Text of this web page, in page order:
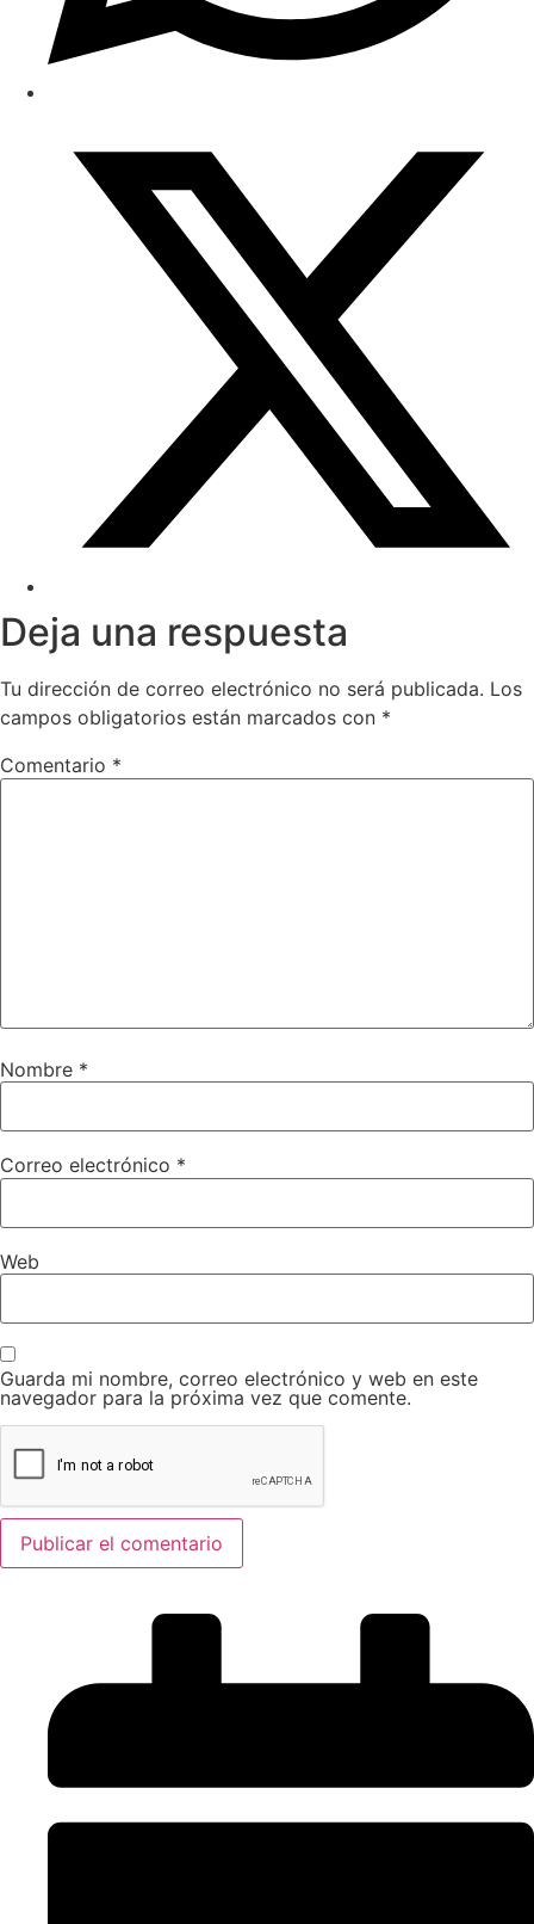
Deja una respuesta
Tu dirección de correo electrónico no será publicada. Los
campos obligatorios están marcados con *
Comentario *
Nombre *
Correo electrónico *
Web
Guarda mi nombre, correo electrónico y web en este
navegador para la próxima vez que comente.